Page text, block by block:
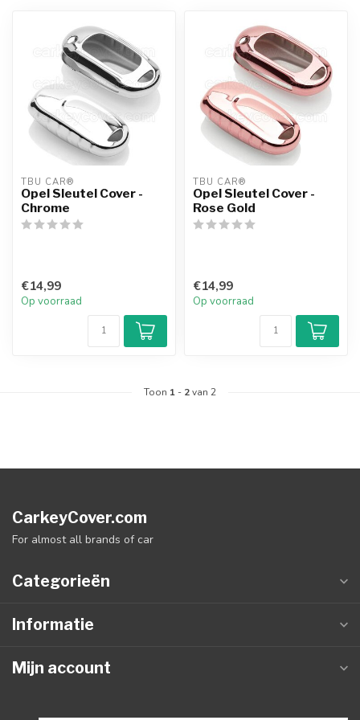
TBU CAR®
Opel Sleutel Cover -
Chrome
€14,99
Op voorraad
TBU CAR®
Opel Sleutel Cover -
Rose Gold
€14,99
Op voorraad
Toon 1 - 2van 2
CarkeyCover.com
For almost all brands of car
Categorieën
Informatie
Mijn account